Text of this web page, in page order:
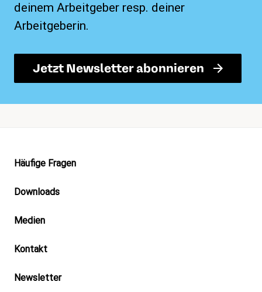
deinem Arbeitgeber resp. deiner
Arbeitgeberin.
Jetzt Newsletter abonnieren
Footer
Häufige Fragen
Downloads
Medien
Kontakt
Newsletter